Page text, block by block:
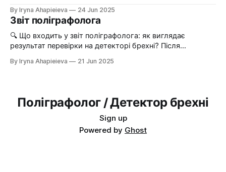
найпопулярніших тем у пошуку: «як пройти поліграф»,
«як обдурити детектор брехні», «як збити
поліграфолога». У цій статті я розповім, що дійсно
намагаються робити люди, щоб вплинути на результат
By Iryna Ahapieieva 24 Jun 2025
Звіт поліграфолога
🔍 Що входить у звіт поліграфолога: як виглядає
результат перевірки на детекторі брехні? Після
письмовий звіт. Він складається не лише з “так” чи “ні”
Реакції респондента — фіксація фізіологічних показників
🔹 Аналітичну частину: які відповіді викликали значущі
By Iryna Ahapieieva 21 Jun 2025
Поліграфолог / Детектор брехні
Sign up
Powered by Ghost